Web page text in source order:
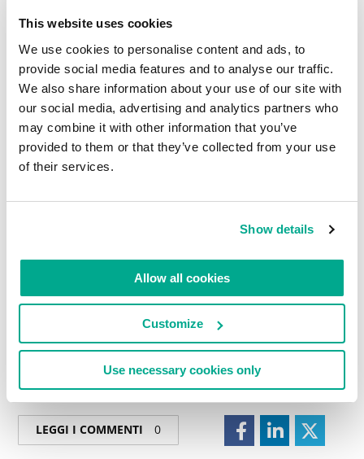
This website uses cookies
We use cookies to personalise content and ads, to
provide social media features and to analyse our traffic.
We also share information about your use of our site with
our social media, advertising and analytics partners who
may combine it with other information that you’ve
provided to them or that they’ve collected from your use
of their services.
Show details
Allow all cookies
Customize
Use necessary cookies only
COSA MANGIARE NEL FAR
EAST RUSSO?
@E_KASPERSKY VI DÀ
QUALCHE CONSIGLIO
Bon appetit a tutti!
LEGGI I COMMENTI 0